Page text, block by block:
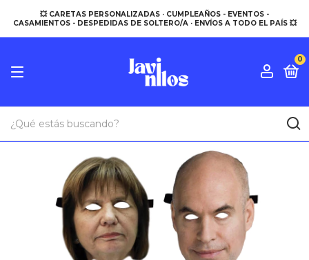
💥 CARETAS PERSONALIZADAS · CUMPLEAÑOS - EVENTOS -
CASAMIENTOS - DESPEDIDAS DE SOLTERO/A · ENVÍOS A TODO EL PAÍS 💥
0